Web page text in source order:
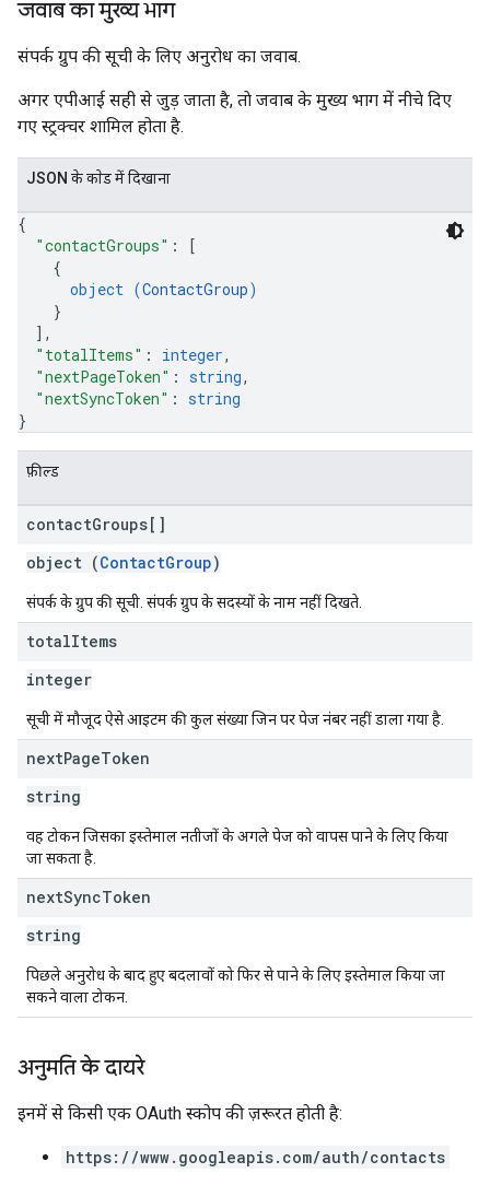
जवाब का मुख्य भाग
संपर्क ग्रुप की सूची के लिए अनुरोध का जवाब.
अगर एपीआई सही से जुड़ जाता है, ताे जवाब के मुख्य भाग में नीचे दिए
गए स्ट्रक्चर शामिल होता है.
JSON के काेड में दिखाना
{
"contactGroups" :
[
{
object (ContactGroup)
}
] ,
"totalItems" : integer,
"nextPageToken" : string,
"nextSyncToken" : string
}
फ़ील्ड
contactGroups[]
object (ContactGroup)
संपर्क के ग्रुप की सूची. संपर्क ग्रुप के सदस्यों के नाम नहीं दिखते.
totalItems
integer
सूची में मौजूद ऐसे आइटम की कुल संख्या जिन पर पेज नंबर नहीं डाला गया है.
nextPageToken
string
वह टोकन जिसका इस्तेमाल नतीजों के अगले पेज को वापस पाने के लिए किया
जा सकता है.
nextSyncToken
string
पिछले अनुरोध के बाद हुए बदलावों को फिर से पाने के लिए इस्तेमाल किया जा
सकने वाला टोकन.
अनुमति के दायरे
इनमें से किसी एक OAuth स्कोप की ज़रूरत होती है:
https://www.googleapis.com/auth/contacts